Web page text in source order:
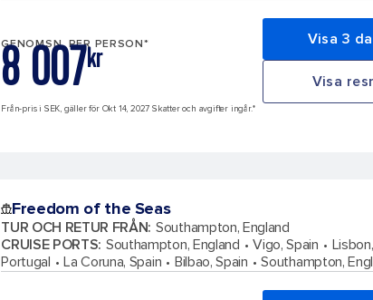
GENOMSN. PER PERSON*
kr
8 007 Visa 3
Visa
Från-pris i SEK, gäller för Okt 14, 2027 Skatter och avgifter ingår.*
Freedom of the Seas
TUR OCH RETUR FRÅN: Southampton, England
CRUISE PORTS: Southampton, England Vigo, Spain
Lisbon,
Portugal
La Coruna, Spain Bilbao, Spain Southampton,